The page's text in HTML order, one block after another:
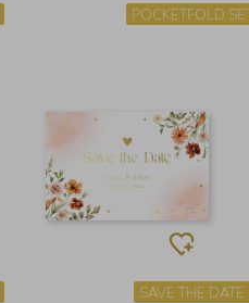
POCKETFOLD
SAVE THE DATE